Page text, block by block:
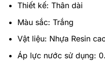
Thiết kế: Thân dài
Màu sắc: Trắng
Vật liệu: Nhựa Resin
Áp lực nước sử dụng: